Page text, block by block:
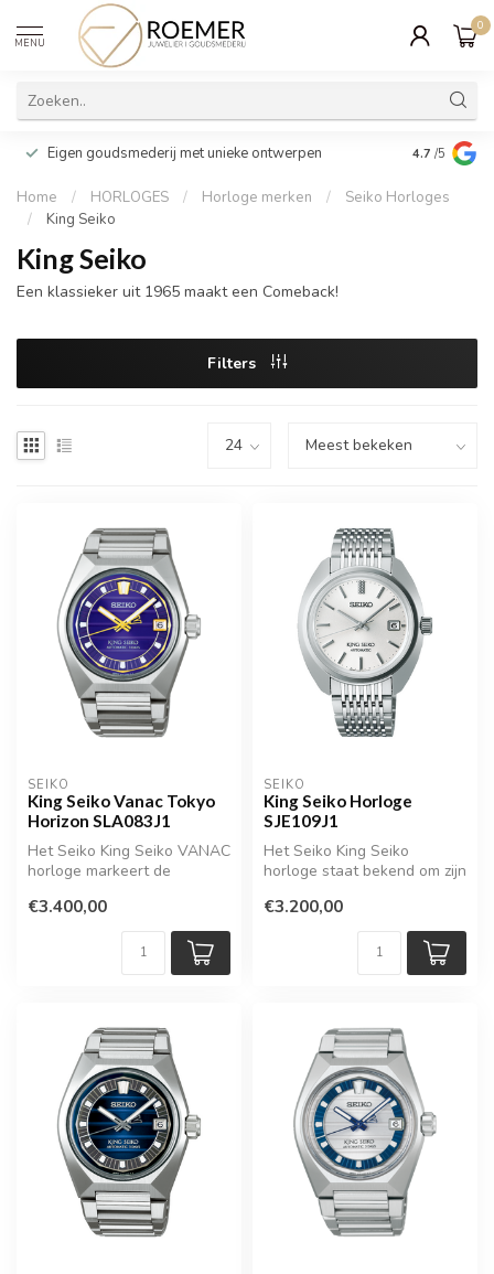
MENU
0
Eigen goudsmederij met unieke ontwerpen Wij
cadeau
4.7 /5
Home / HORLOGES / Horloge merken /
Seiko Horloges
/
King Seiko
King Seiko
Een klassieker uit 1965 maakt een Comeback!
Filters
SEIKO
King Seiko Vanac Tokyo
Horizon SLA083J1
Het Seiko King Seiko VANAC
horloge markeert de
meest ui...
€3.400,00
SEIKO
King Seiko Horloge
SJE109J1
Het Seiko King Seiko
horloge staat bekend om zijn
hoge...
€3.200,00